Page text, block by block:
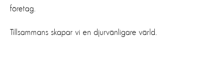
företag.
Tillsammans skapar vi en djurvänligare värld.